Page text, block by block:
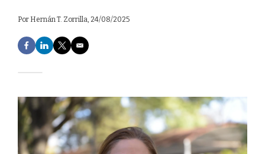
Por Hernán T. Zorrilla, 24/08/2025
F
a
e
o
o
k
L
i
d
n
T
w
e
r
E
m